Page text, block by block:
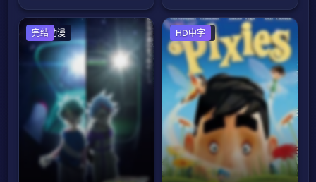
日本动漫
完结 欧美动漫
HD中字